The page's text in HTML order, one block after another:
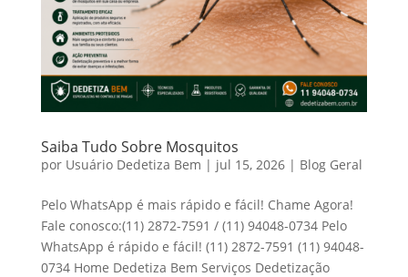
Saiba Tudo Sobre Mosquitos
por Usuário Dedetiza Bem | jul 15, 2026| Blog Geral
Pelo WhatsApp é mais rápido e fácil! Chame Agora!
Fale conosco:(11) 2872-7591 / (11) 94048-0734 Pelo
WhatsApp é rápido e fácil! (11) 2872-7591 (11) 94048-
0734 Home Dedetiza Bem Serviços Dedetização